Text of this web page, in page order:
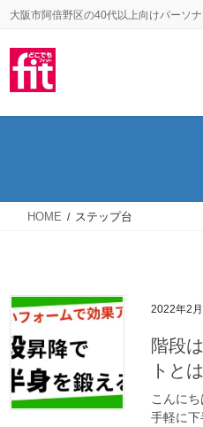
大阪市阿倍野区の40代以上向けパーソ
HOME ステップ台
2022年2月
階段
トと
こんに
手軽に